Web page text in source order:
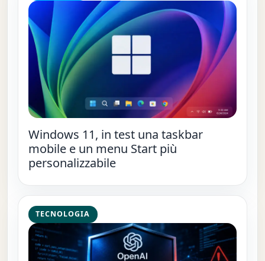
Windows 11, in test una taskbar
mobile e un menu Start più
personalizzabile
TECNOLOGIA